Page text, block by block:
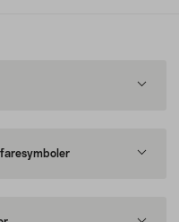
faresymboler